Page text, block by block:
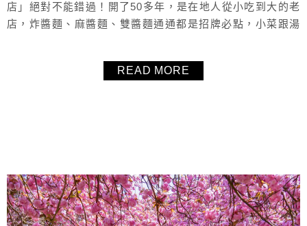
店」絕對不能錯過！開了50多年，是在地人從小吃到大的老
店，炸醬麵、麻醬麵、雙醬麵通通都是招牌必點，小菜跟湯
READ MORE
About